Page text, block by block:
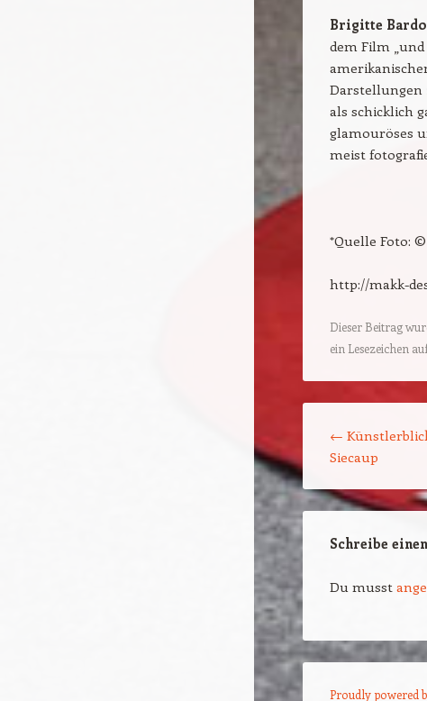
Brigitte
dem Film „und
Darstellungen
als schicklich
glamouröses
meist
*Quelle Foto:
http://makk-
Dieser Beitrag
ein Lesezeichen
←
Siecaup
Schreibe
Du musst
Proudly powered